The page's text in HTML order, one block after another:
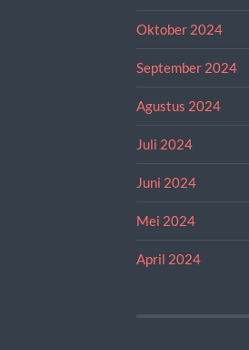
Oktober 2024
September 2024
Agustus 2024
Juli 2024
Juni 2024
Mei 2024
April 2024